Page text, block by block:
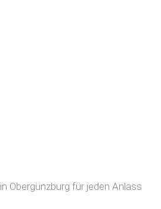
Obergünzburg für jeden Anlass